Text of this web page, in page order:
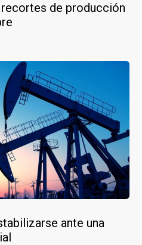
de producción
ante una